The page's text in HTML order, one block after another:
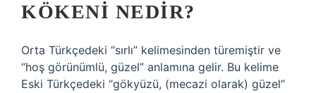
KÖKENI NEDIR?
Orta Türkçedeki “sırlı” kelimesinden türemiştir ve
“hoş görünümlü, güzel” anlamına gelir. Bu kelime
Eski Türkçedeki “gökyüzü, (mecazi olarak) güzel”